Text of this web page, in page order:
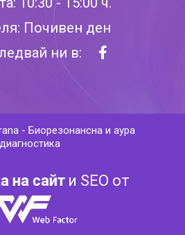
Почивен ден
ни в:
- Биорезонансна и аура
диагностика
на сайти SEO от